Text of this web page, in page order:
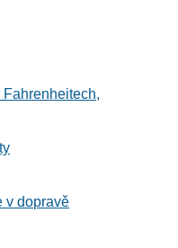
v dopravě